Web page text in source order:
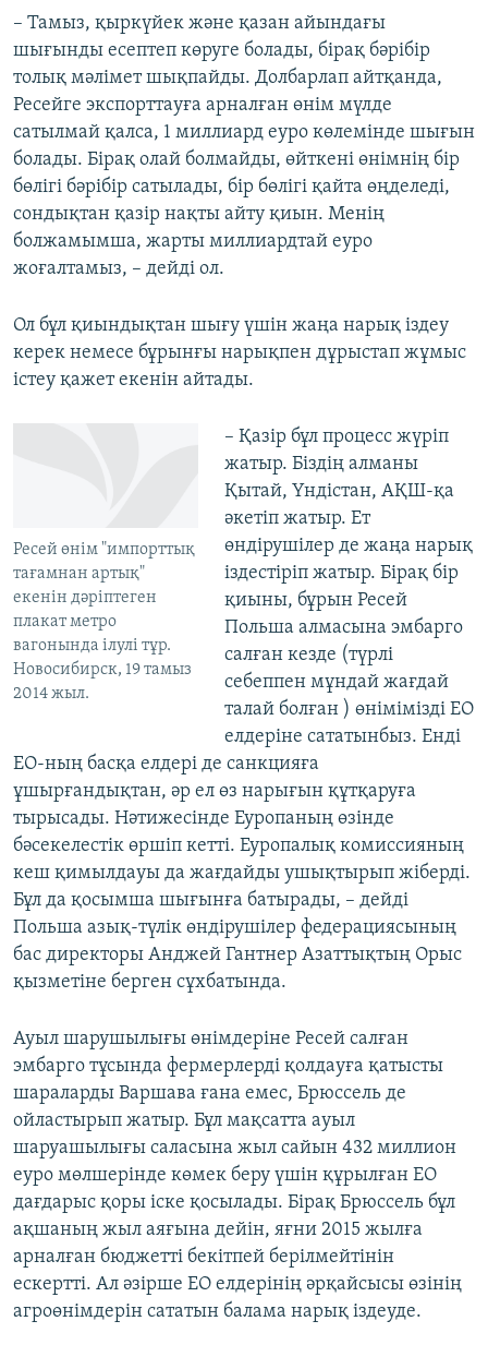
– Тамыз, қыркүйек және қазан айындағы
шығынды есептеп көруге болады, бірақ бәрібір
толық мәлімет шықпайды. Долбарлап айтқанда,
Ресейге экспорттауға арналған өнім мүлде
сатылмай қалса, 1 миллиард еуро көлемінде шығын
болады. Бірақ олай болмайды, өйткені өнімнің бір
бөлігі бәрібір сатылады, бір бөлігі қайта өңделеді,
сондықтан қазір нақты айту қиын. Менің
болжамымша, жарты миллиардтай еуро
жоғалтамыз, – дейді ол.
Ол бұл қиындықтан шығу үшін жаңа нарық іздеу
керек немесе бұрынғы нарықпен дұрыстап жұмыс
істеу қажет екенін айтады.
Ресей өнім "импорттық
тағамнан артық"
екенін дәріптеген
плакат метро
вагонында ілулі тұр.
Новосибирск, 19 тамыз
2014 жыл.
– Қазір бұл процесс жүріп
жатыр. Біздің алманы
Қытай, Үндістан, АҚШ-қа
әкетіп жатыр. Ет
өндірушілер де жаңа нарық
іздестіріп жатыр. Бірақ бір
қиыны, бұрын Ресей
Польша алмасына эмбарго
салған кезде (түрлі
себеппен мұндай жағдай
талай болған ) өнімімізді ЕО
елдеріне сататынбыз. Енді
ЕО-ның басқа елдері де санкцияға
ұшырғандықтан, әр ел өз нарығын құтқаруға
тырысады. Нәтижесінде Еуропаның өзінде
бәсекелестік өршіп кетті. Еуропалық комиссияның
кеш қимылдауы да жағдайды ушықтырып жіберді.
Бұл да қосымша шығынға батырады, – дейді
Польша азық-түлік өндірушілер федерациясының
бас директоры Анджей Гантнер Азаттықтың Орыс
қызметіне берген сұхбатында.
Ауыл шарушылығы өнімдеріне Ресей салған
эмбарго тұсында фермерлерді қолдауға қатысты
шараларды Варшава ғана емес, Брюссель де
ойластырып жатыр. Бұл мақсатта ауыл
шаруашылығы саласына жыл сайын 432 миллион
еуро мөлшерінде көмек беру үшін құрылған ЕО
дағдарыс қоры іске қосылады. Бірақ Брюссель бұл
ақшаның жыл аяғына дейін, яғни 2015 жылға
арналған бюджетті бекітпей берілмейтінін
ескертті. Ал әзірше ЕО елдерінің әрқайсысы өзінің
агроөнімдерін сататын балама нарық іздеуде.